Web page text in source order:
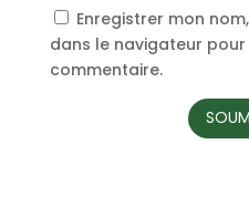
Enregistrer mon
dans le navigateur
commentaire.